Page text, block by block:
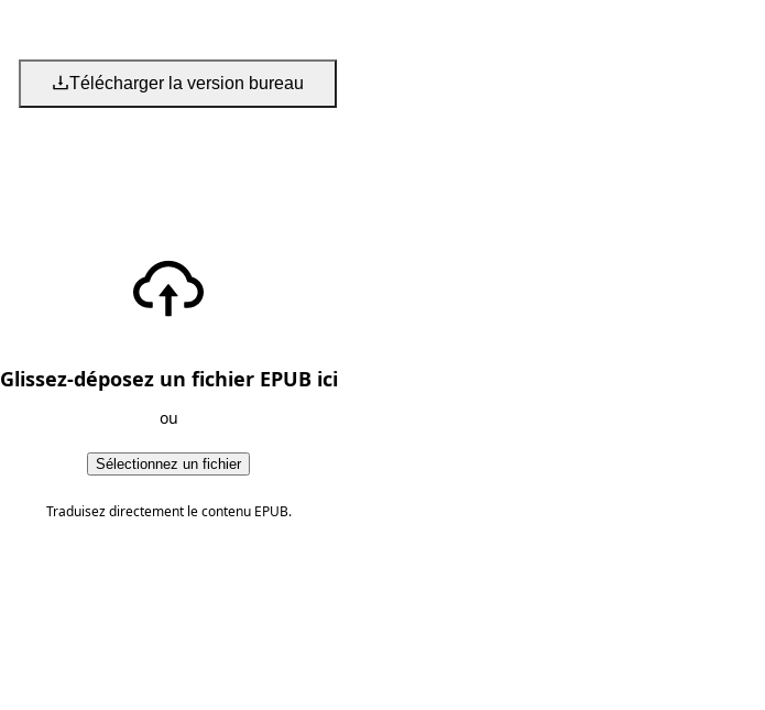
Télécharger la version bureau
Glissez-déposez un fichier EPUB ici
ou
Sélectionnez un fichier
Traduisez directement le contenu EPUB.